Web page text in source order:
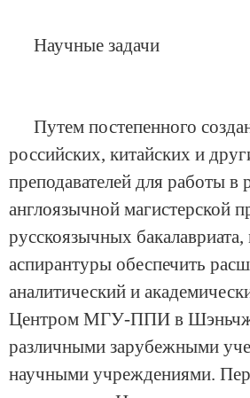
Научные задачи
Путем постепенного
российских, китайских и
преподавателей для работы в
англоязычной магистерской
русскоязычных
аспирантуры обеспечить
аналитический и
Центром МГУ-ППИ в
различными зарубежными
научными учреждениями.